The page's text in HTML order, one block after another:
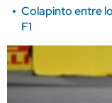
Colapinto entre
F1